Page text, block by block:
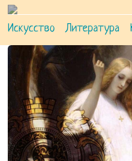
Искусство Литература